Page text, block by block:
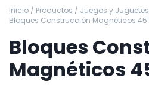
Inicio / Productos / Juegos y Juguetes
Bloques Construcción Magnéticos 45
Bloques
Magnéticos